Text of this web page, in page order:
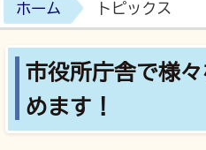
ホーム トピックス
市役所庁舎で様
めます！